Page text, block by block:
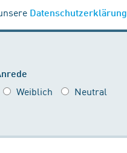
Datenschutzerklärung
Weiblich Neutral